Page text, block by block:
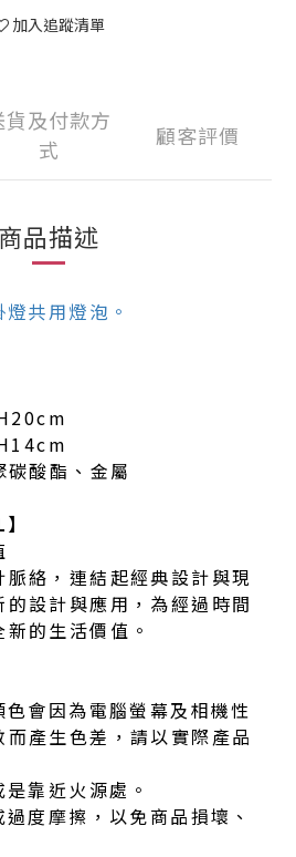
加入追蹤清單
貨及付款方
式
顧客評價
商品描述
共用燈泡。
酸酯、金屬
絡，連結起經典設計與現
設計與應用，為經過時間
的生活價值。
會因為電腦螢幕及相機性
產生色差，請以實際產品
靠近火源處。
度摩擦，以免商品損壞、